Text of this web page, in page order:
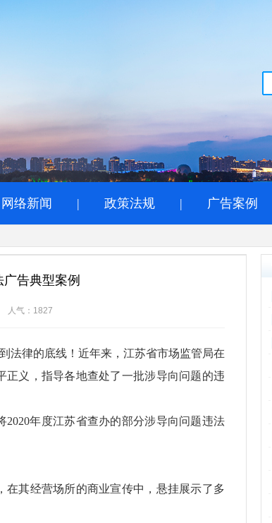
网络新闻 | 政策法规 | 广告案例
告典型案例
人气： 1827
法律的底线！近年来，江苏省市场监管局在
义，指导各地查处了一批涉导向问题的违
年度江苏省查办的部分涉导向问题违法
其经营场所的商业宣传中，悬挂展示了多